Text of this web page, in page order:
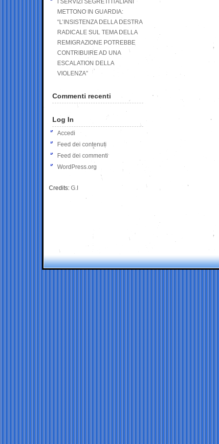
I SERVIZI SEGRETI ITALIANI
METTONO IN GUARDIA:
“L’INSISTENZA DELLA DESTRA
RADICALE SUL TEMA DELLA
REMIGRAZIONE POTREBBE
CONTRIBUIRE AD UNA
ESCALATION DELLA
VIOLENZA”
Commenti recenti
Log In
Accedi
Feed dei contenuti
Feed dei commenti
WordPress.org
Credits: G.I